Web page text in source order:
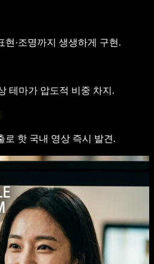
·조명까지 생생하게 구현.
테마가 압도적 비중 차지.
로 핫 국내 영상 즉시 발견.